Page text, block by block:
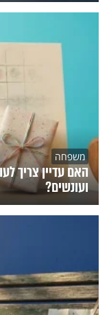
משפחה
האם עדיין צריך
ועונשים?